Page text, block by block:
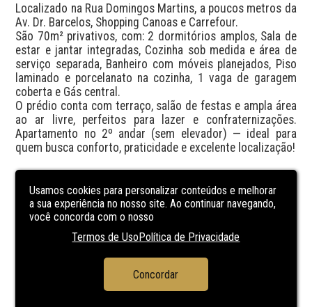
Localizado na Rua Domingos Martins, a poucos metros da
Av. Dr. Barcelos, Shopping Canoas e Carrefour.
São 70m² privativos, com: 2 dormitórios amplos, Sala de
estar e jantar integradas, Cozinha sob medida e área de
serviço separada, Banheiro com móveis planejados, Piso
laminado e porcelanato na cozinha, 1 vaga de garagem
coberta e Gás central.
O prédio conta com terraço, salão de festas e ampla área
ao ar livre, perfeitos para lazer e confraternizações.
Apartamento no 2º andar (sem elevador) — ideal para
quem busca conforto, praticidade e excelente localização!
CARACTERÍSTICASDA UNIDADE
gás central
CARACTERÍSTICASDO
EMPREENDIMENTO
Usamos cookies para personalizar conteúdos e melhorar
a sua experiência no nosso site. Ao continuar navegando,
você concorda com o nosso
Termos de UsoPolítica de Privacidade
Concordar